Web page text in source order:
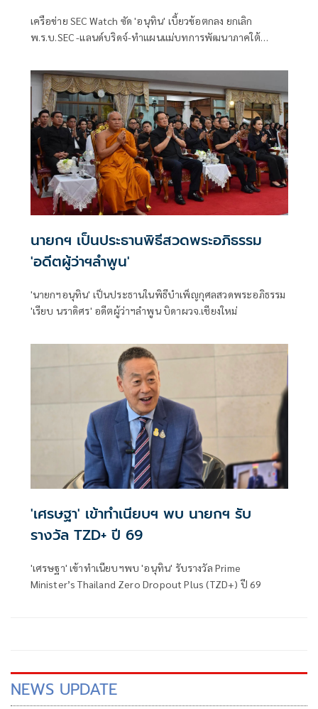
เครือข่าย SEC Watch ซัด 'อนุทิน' เบี้ยวข้อตกลง ยกเลิก
พ.ร.บ.SEC -แลนด์บริดจ์-ทำแผนแม่บทการพัฒนาภาคใต้
ข้อ
นายกฯ เป็นประธานพิธีสวดพระอภิธรรม
'อดีตผู้ว่าฯลำพูน'
'นายกฯอนุทิน' เป็นประธานในพิธีบำเพ็ญกุศลสวดพระอภิธรรม
'เรียบ นราดิศร' อดีตผู้ว่าฯลำพูน บิดาผวจ.เชียงใหม่
'เศรษฐา' เข้าทำเนียบฯ พบ นายกฯ รับ
รางวัล TZD+ ปี 69
'เศรษฐา' เข้าทำเนียบฯพบ 'อนุทิน' รับรางวัล Prime
Minister’s Thailand Zero Dropout Plus (TZD+) ปี 69
NEWS UPDATE